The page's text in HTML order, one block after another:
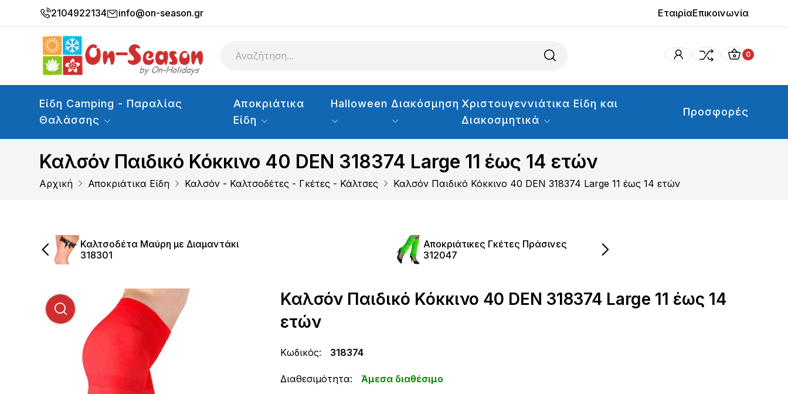
2104922134 info@on-season.gr ΕταιρίαΕπικοινωνία
0
Είδη Camping - Παραλίας
Θαλάσσης
Αποκριάτικα
Είδη
Halloween Διακόσμηση Χριστουγεννιάτικα Είδη και
Διακοσμητικά
Προσφορές
Καλσόν Παιδικό Κόκκινο 40 DEN 318374 Large 11 έως 14 ετών
Αρχική Αποκριάτικα Είδη Καλσόν - Καλτσοδέτες - Γκέτες - Κάλτσες Καλσόν Παιδικό Κόκκινο 40 DEN 318374 Large 11 έως 14 ετών
Καλτσοδέτα Μαύρη με Διαμαντάκι
318301
Αποκριάτικες Γκέτες Πράσινες
312047
Καλσόν Παιδικό Κόκκινο 40 DEN 318374 Large 11 έως 14
ετών
Κωδικός: 318374
Διαθεσιμότητα: Άμεσα διαθέσιμο